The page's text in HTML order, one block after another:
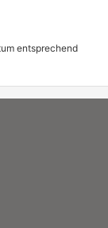
entsprechend